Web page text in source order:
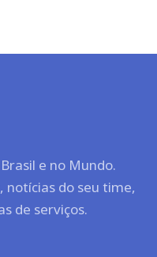
e no Mundo.
notícias do seu time,
de serviços.